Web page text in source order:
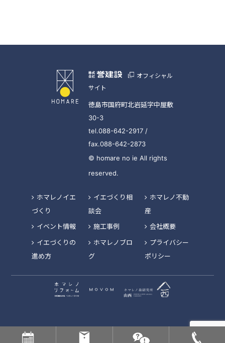
オフィシャル
サイト
徳島市国府町北岩延字中屋敷
30-3
tel.088-642-2917 /
fax.088-642-2873
© homare no ie All rights
reserved.
ホマレノイエ
づくり
イベント情報
イエづくりの
進め方
イエづくり相
談会
施工事例
ホマレノブロ
グ
ホマレノ不動
産
会社概要
プライバシー
ポリシー